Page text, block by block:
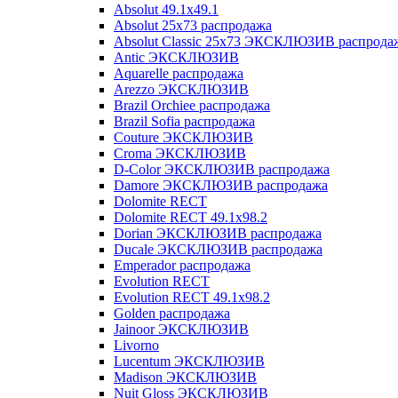
Absolut 49.1x49.1
Absolut 25x73 распродажа
Absolut Classic 25x73 ЭКСКЛЮЗИВ
Antic ЭКСКЛЮЗИВ
Aquarelle распродажа
Arezzo ЭКСКЛЮЗИВ
Brazil Orchiee распродажа
Brazil Sofia распродажа
Couture ЭКСКЛЮЗИВ
Croma ЭКСКЛЮЗИВ
D-Color ЭКСКЛЮЗИВ распродажа
Damore ЭКСКЛЮЗИВ распродажа
Dolomite RECT
Dolomite RECT 49.1x98.2
Dorian ЭКСКЛЮЗИВ распродажа
Ducale ЭКСКЛЮЗИВ распродажа
Emperador распродажа
Evolution RECT
Evolution RECT 49.1x98.2
Golden распродажа
Jainoor ЭКСКЛЮЗИВ
Livorno
Lucentum ЭКСКЛЮЗИВ
Madison ЭКСКЛЮЗИВ
Nuit Gloss ЭКСКЛЮЗИВ